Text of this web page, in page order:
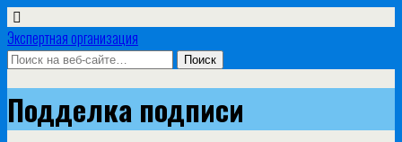
Экспертная организация
Подделка подписи